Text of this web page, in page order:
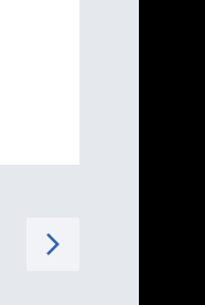
arrow_forward_ios